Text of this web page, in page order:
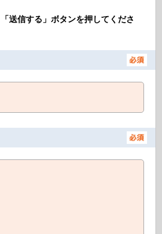
送信する」ボタンを押してくださ